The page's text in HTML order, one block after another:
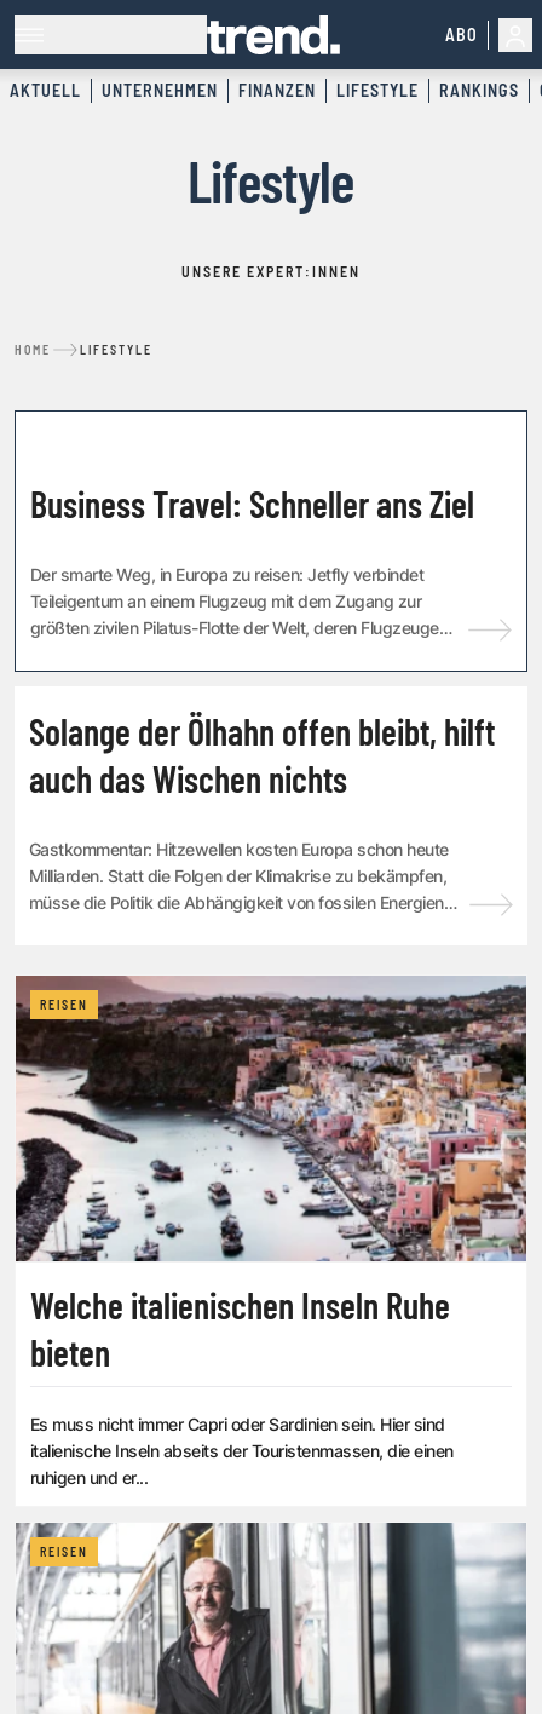
ABO
AKTUELL UNTERNEHMEN FINANZEN LIFESTYLE RANKINGS
Lifestyle
UNSERE EXPERT:INNEN
HOME LIFESTYLE
Business Travel: Schneller ans Ziel
Der smarte Weg, in Europa zu reisen: Jetfly verbindet
Teileigentum an einem Flugzeug mit dem Zugang zur
größten zivilen Pilatus-Flotte der Welt, deren Flugzeuge
Solange der Ölhahn offen bleibt, hilft
auch das Wischen nichts
Gastkommentar: Hitzewellen kosten Europa schon heute
Milliarden. Statt die Folgen der Klimakrise zu bekämpfen,
müsse die Politik die Abhängigkeit von fossilen Energien
REISEN
Welche italienischen Inseln Ruhe
bieten
Es muss nicht immer Capri oder Sardinien sein. Hier sind
italienische Inseln abseits der Touristenmassen, die einen
ruhigen und er...
REISEN